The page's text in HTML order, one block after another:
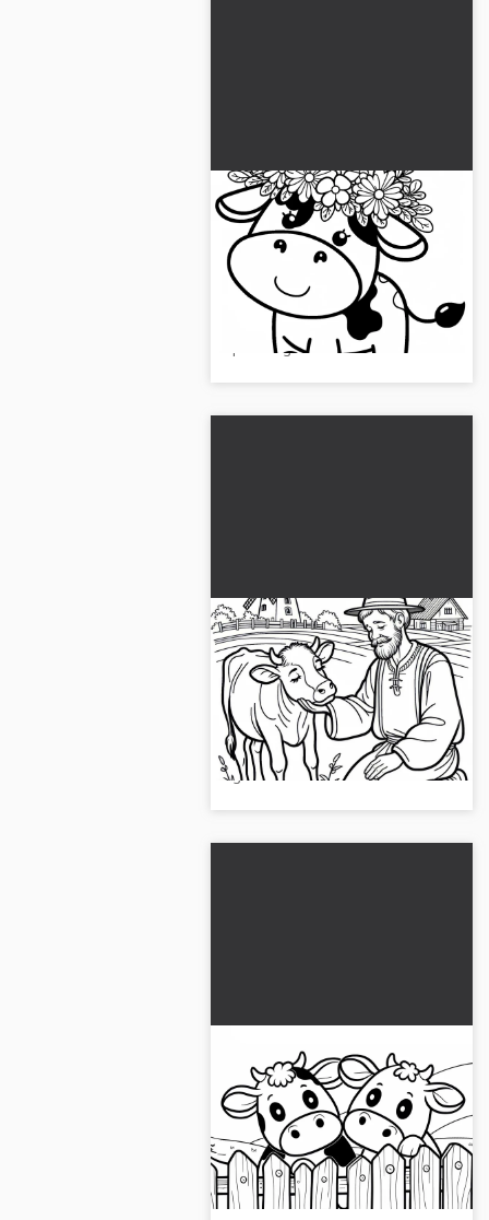
Vaca feliz con corona de
flores en la cabeza:
Plantilla de dibujo simple
(Gratis)
¡Regala alegría con una vaca feliz
en una corona de flores!
Descarga ahora la plantilla de
pintura gratuita....
La vaca es acariciada por
el granjero en el prado:
Dibujo para colorear
simple (Gratis)
Transforma esta imagen para
colorear de una vaca en el prado
con tus colores. ¡Descárgala
gratis!...
Dos vacas miran sobre
una cerca de madera:
Imagen para colorear
sencilla (Gratis)
¡Sé creativo con nuestra imagen
para colorear de dos vacas!
¡Descárgala gratis y píntala en
línea!...